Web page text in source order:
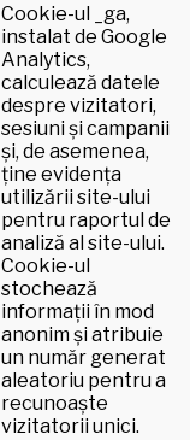
Cookie-ul _ga,
instalat de Google
Analytics,
calculează datele
despre vizitatori,
sesiuni și campanii
și, de asemenea,
ține evidența
utilizării site-ului
pentru raportul de
analiză al site-ului.
Cookie-ul
stochează
informații în mod
anonim și atribuie
un număr generat
aleatoriu pentru a
recunoaște
vizitatorii unici.